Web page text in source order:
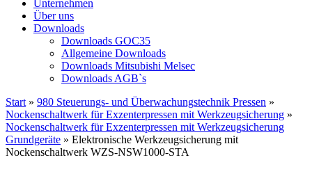
Unternehmen
Über uns
Downloads
Downloads GOC35
Allgemeine Downloads
Downloads Mitsubishi Melsec
Downloads AGB`s
Start » 980 Steuerungs- und Überwachungstechnik Pressen »
Nockenschaltwerk für Exzenterpressen mit Werkzeugsicherung »
Nockenschaltwerk für Exzenterpressen mit Werkzeugsicherung
Grundgeräte » Elektronische Werkzeugsicherung mit
Nockenschaltwerk WZS-NSW1000-STA